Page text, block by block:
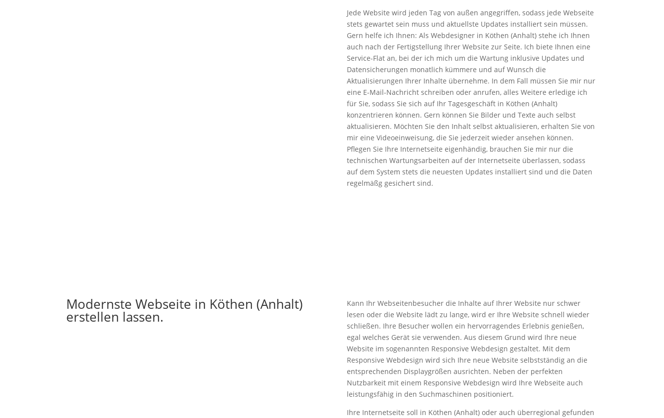
Jede Website wird jeden Tag von außen angegriffen, sodass jede Webseite
stets gewartet sein muss und aktuellste Updates installiert sein müssen.
Gern helfe ich Ihnen: Als Webdesigner in Köthen (Anhalt) stehe ich Ihnen
auch nach der Fertigstellung Ihrer Website zur Seite. Ich biete Ihnen eine
Service-Flat an, bei der ich mich um die Wartung inklusive Updates und
Datensicherungen monatlich kümmere und auf Wunsch die
Aktualisierungen Ihrer Inhalte übernehme. In dem Fall müssen Sie mir nur
eine E-Mail-Nachricht schreiben oder anrufen, alles Weitere erledige ich
für Sie, sodass Sie sich auf Ihr Tagesgeschäft in Köthen (Anhalt)
konzentrieren können. Gern können Sie Bilder und Texte auch selbst
aktualisieren. Möchten Sie den Inhalt selbst aktualisieren, erhalten Sie von
mir eine Videoeinweisung, die Sie jederzeit wieder ansehen können.
Pflegen Sie Ihre Internetseite eigenhändig, brauchen Sie mir nur die
technischen Wartungsarbeiten auf der Internetseite überlassen, sodass
auf dem System stets die neuesten Updates installiert sind und die Daten
regelmäßg gesichert sind.
Modernste Webseite in Köthen (Anhalt)
erstellen lassen.
Kann Ihr Webseitenbesucher die Inhalte auf Ihrer Website nur schwer
lesen oder die Website lädt zu lange, wird er Ihre Website schnell wieder
schließen. Ihre Besucher wollen ein hervorragendes Erlebnis genießen,
egal welches Gerät sie verwenden. Aus diesem Grund wird Ihre neue
Website im sogenannten Responsive Webdesign gestaltet. Mit dem
Responsive Webdesign wird sich Ihre neue Website selbstständig an die
entsprechenden Displaygrößen ausrichten. Neben der perfekten
Nutzbarkeit mit einem Responsive Webdesign wird Ihre Webseite auch
leistungsfähig in den Suchmaschinen positioniert.
Ihre Internetseite soll in Köthen (Anhalt) oder auch überregional gefunden